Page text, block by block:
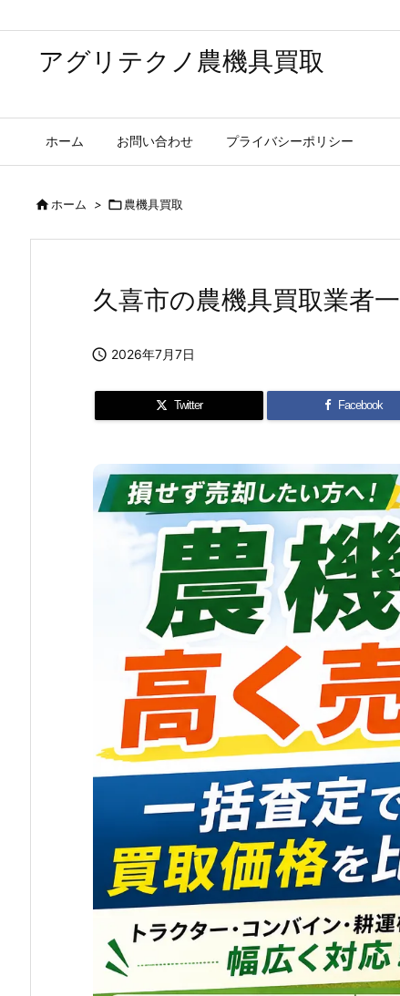
アグリテクノ農機具買取
ホーム お問い合わせ プライバシーポリシー
ホーム > 農機具買取
久喜市の農機具買取業者
 2026年7月7日
Twitter Facebook